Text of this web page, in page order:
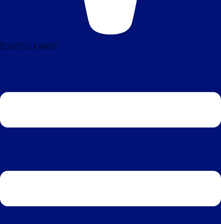
ÉCOUTEZ LA RADIO